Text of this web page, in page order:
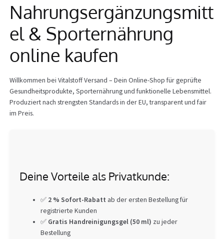
Info
Nahrungsergänzungsmitt
el & Sporternährung
online kaufen
Willkommen bei Vitalstoff Versand – Dein Online-Shop für geprüfte
Gesundheitsprodukte, Sporternährung und funktionelle Lebensmittel.
Produziert nach strengsten Standards in der EU, transparent und fair
im Preis.
Deine Vorteile als Privatkunde:
✅ 2 % Sofort-Rabatt ab der ersten Bestellung für
registrierte Kunden
✅ Gratis Handreinigungsgel (50 ml) zu jeder
Bestellung